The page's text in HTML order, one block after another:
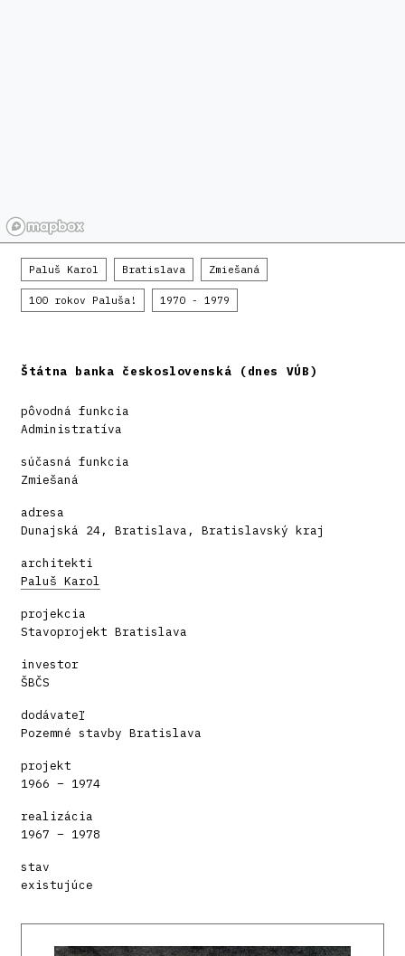
Paluš Karol Bratislava Zmiešaná
100 rokov Paluša! 1970 - 1979
Štátna banka československá (dnes VÚB)
pôvodná funkcia
Administratíva
súčasná funkcia
Zmiešaná
adresa
Dunajská 24, Bratislava, Bratislavský kraj
architekti
Paluš Karol
projekcia
Stavoprojekt Bratislava
investor
ŠBČS
dodávateľ
Pozemné stavby Bratislava
projekt
1966 – 1974
realizácia
1967 – 1978
stav
existujúce